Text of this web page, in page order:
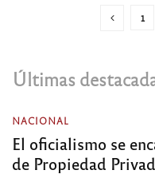
1
Últimas
NACIONAL
El oficialismo se
de Propiedad